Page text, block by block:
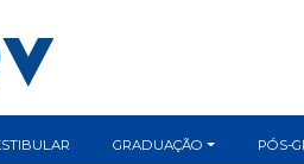
GRADUAÇÃO PÓS-